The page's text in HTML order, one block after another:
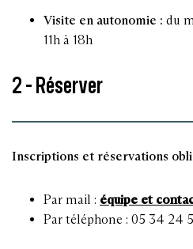
Visite en autonomie : du
11h à 18h
2 - Réserver
Inscriptions et réservations
Par mail : équipe et
Par téléphone : 05 34 24